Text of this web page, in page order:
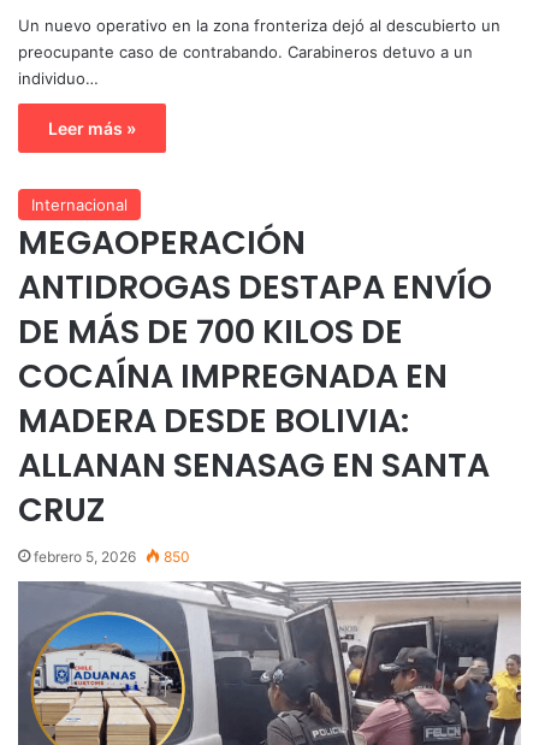
Un nuevo operativo en la zona fronteriza dejó al descubierto un
preocupante caso de contrabando. Carabineros detuvo a un
individuo…
Leer más »
Internacional
MEGAOPERACIÓN
ANTIDROGAS DESTAPA ENVÍO
DE MÁS DE 700 KILOS DE
COCAÍNA IMPREGNADA EN
MADERA DESDE BOLIVIA:
ALLANAN SENASAG EN SANTA
CRUZ
febrero 5, 2026 850